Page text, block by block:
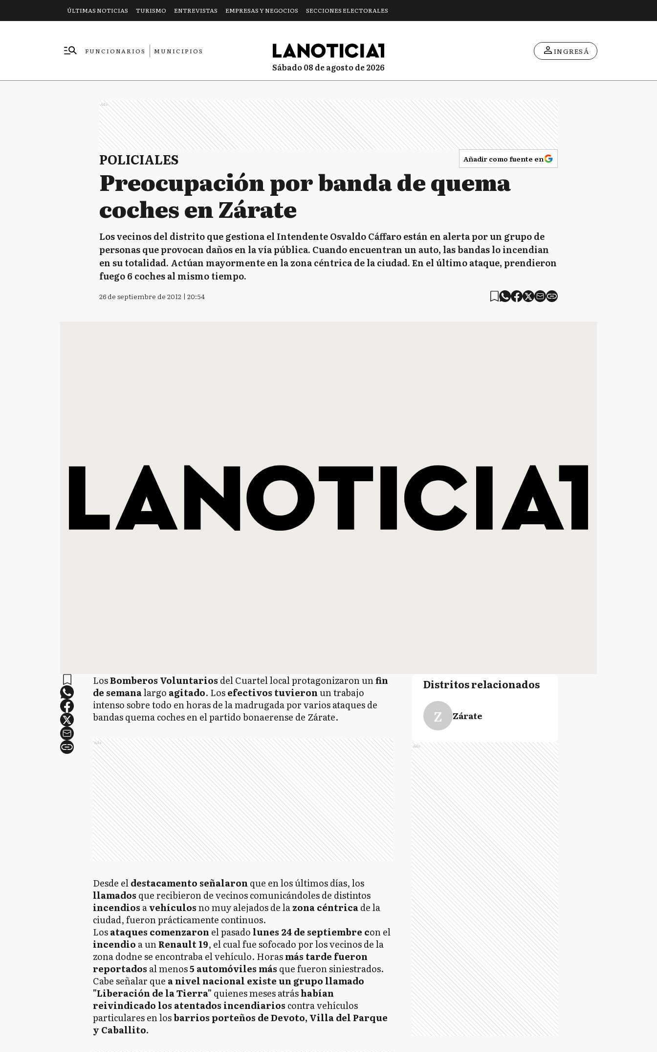
ÚLTIMAS NOTICIAS TURISMO ENTREVISTAS EMPRESAS Y NEGOCIOS SECCIONES ELECTORALES
FUNCIONARIOS
MUNICIPIOS
sábado 08 de agosto de 2026
INGRESÁ
Ads
POLICIALES Añadir como fuente en
Preocupación por banda de quema
coches en Zárate
Los vecinos del distrito que gestiona el Intendente Osvaldo Cáffaro están en alerta por un grupo de
personas que provocan daños en la vía pública. Cuando encuentran un auto, las bandas lo incendian
en su totalidad. Actúan mayormente en la zona céntrica de la ciudad. En el último ataque, prendieron
fuego 6 coches al mismo tiempo.
26 de septiembre de 2012 | 20:54
LosBomberos Voluntarios del Cuartel local protagonizaron unfin
de semanalargo agitado. Losefectivos tuvieronun trabajo
intenso sobre todo en horas de la madrugada por varios ataques de
bandas quema coches en el partido bonaerense de Zárate.
Ads
Desde eldestacamento señalaron que en los últimos días, los
llamados que recibieron de vecinos comunicándoles de distintos
incendios avehículosno muy alejados de lazona céntricade la
ciudad, fueron prácticamente continuos.
Losataques comenzaron el pasado lunes 24 de septiembre con el
incendio a unRenault 19, el cual fue sofocado por los vecinos de la
zona dodne se encontraba el vehículo. Horasmás tarde fueron
reportados al menos5 automóviles más que fueron siniestrados.
Cabe señalar que a nivel nacional existe un grupo llamado
"Liberación de la Tierra" quienes meses atráshabían
reivindicado los atentados incendiarios contra vehículos
particulares en losbarrios porteños de Devoto, Villa del Parque
y Caballito.
Distritos relacionados
Z Zárate
Ads